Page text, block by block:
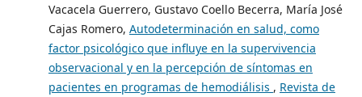
Vacacela Guerrero, Gustavo Coello Becerra, María José
Cajas Romero, Autodeterminación en salud, como
factor psicológico que influye en la supervivencia
observacional y en la percepción de síntomas en
pacientes en programas de hemodiálisis , Revista de